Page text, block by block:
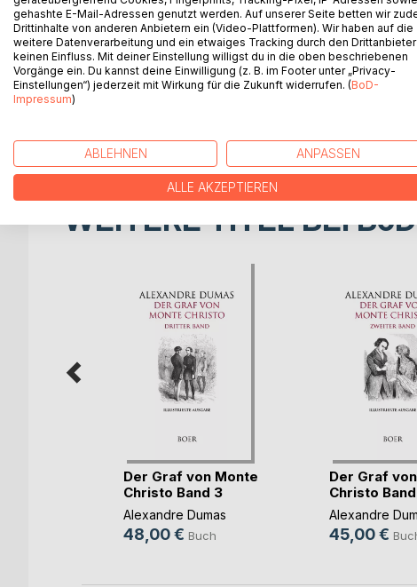
Marseille. Als Napoleon nochmals an die Macht
rechnet dabei arglos mit Villeforts Unterstützung,
jeglichen Kontakt zur Außenwelt im Kerker
dem Gefangenen Abbé Faria, der einen
Zelle gerät. Zwischen Dantès und Faria entsteht
Verhaftung und Einkerkerung zu rekonstruieren.
WEITERE TITEL BEIBoD
Der Graf von Monte
Christo Band 3
Alexandre Dumas
48,00 € Buch
Der Graf
Christo
Alexandre
45,00 €
gehashte E-Mail-Adressen genutzt werden. Auf unserer Seite betten wir
Drittinhalte von anderen Anbietern ein (Video-Plattformen). Wir haben auf die
weitere Datenverarbeitung und ein etwaiges Tracking durch den Drittanbieter
keinen Einfluss. Mit deiner Einstellung willigst du in die oben beschriebenen
Vorgänge ein. Du kannst deine Einwilligung (z. B. im Footer unter „Privacy-
Einstellungen“) jederzeit mit Wirkung für die Zukunft widerrufen. (BoD-
Impressum)
ABLEHNEN ANPASSEN
ALLE AKZEPTIEREN